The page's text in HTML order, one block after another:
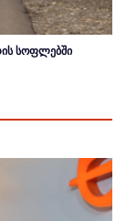
სოფლებში